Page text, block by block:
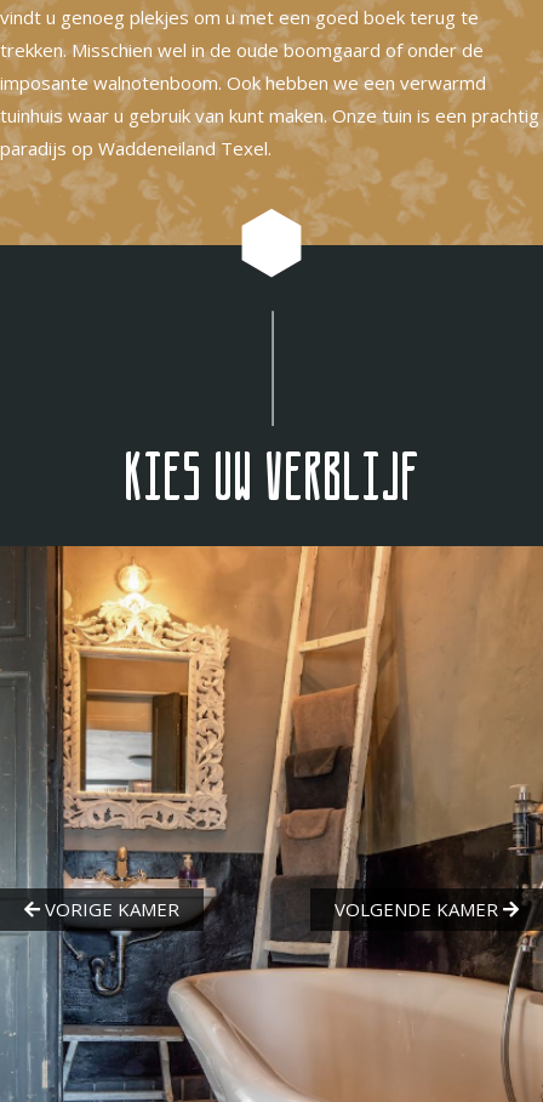
vindt u genoeg plekjes om u met een goed boek terug te
trekken. Misschien wel in de oude boomgaard of onder de
imposante walnotenboom. Ook hebben we een verwarmd
tuinhuis waar u gebruik van kunt maken. Onze tuin is een prachtig
paradijs op Waddeneiland Texel.
Kies uw verblijf